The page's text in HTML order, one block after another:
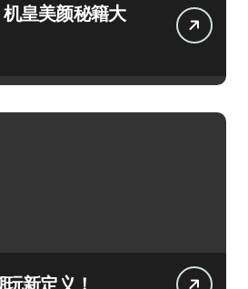
皇美颜秘籍大
新定义！